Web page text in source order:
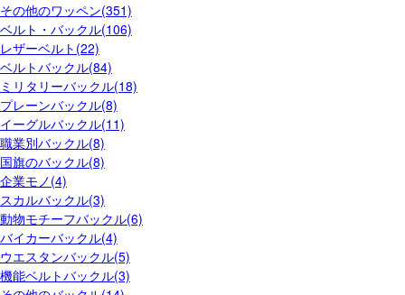
その他のワッペン(351)
ベルト・バックル(106)
レザーベルト(22)
ベルトバックル(84)
ミリタリーバックル(18)
プレーンバックル(8)
イーグルバックル(11)
職業別バックル(8)
国旗のバックル(8)
企業モノ(4)
スカルバックル(3)
動物モチーフバックル(6)
バイカーバックル(4)
ウエスタンバックル(5)
機能ベルトバックル(3)